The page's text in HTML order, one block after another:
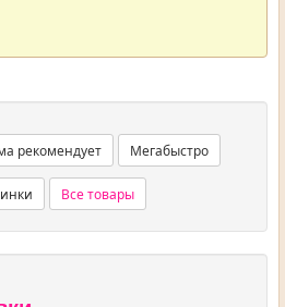
рекомендует Мегабыстро
Все товары